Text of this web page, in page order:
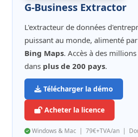
G-Business Extractor
L'extracteur de données
puissant au monde, alimenté par
Bing Maps. Accès à des
dans plus de 200 pays.
Télécharger la démo
Acheter la licence
Windows & Mac | 79€+TVA/an |